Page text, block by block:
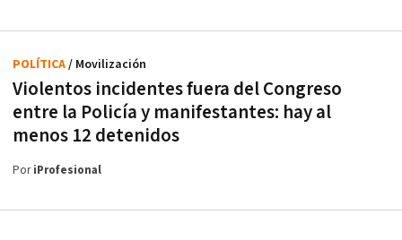
Violentos incidentes fuera del Congreso
entre la Policía y manifestantes: hay al
menos 12 detenidos
POLÍTICA/ Movilización
PoriProfesional